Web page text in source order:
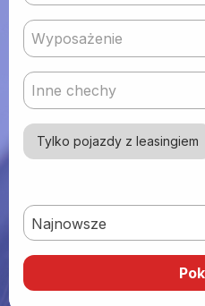
Wyposażenie
Inne chechy
Tylko pojazdy z leasingiem
Najnowsze